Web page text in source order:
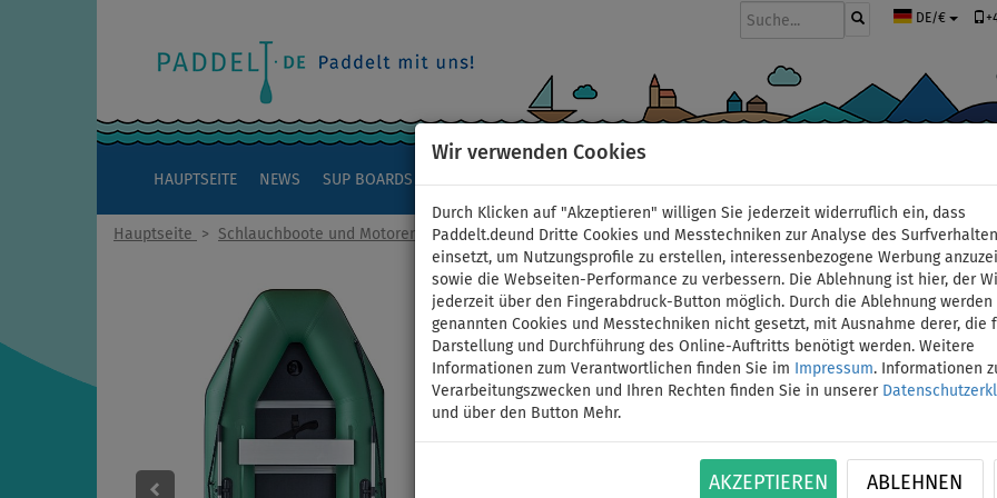
Wir verwenden Cookies
Durch Klicken auf "Akzeptieren" willigen Sie jederzeit widerruflich ein, dass
Paddelt.deund Dritte Cookies und Messtechniken zur Analyse des
einsetzt, um Nutzungsprofile zu erstellen, interessenbezogene Werbung
sowie die Webseiten-Performance zu verbessern. Die Ablehnung ist hier, der
jederzeit über den Fingerabdruck-Button möglich. Durch die Ablehnung werden
genannten Cookies und Messtechniken nicht gesetzt, mit Ausnahme derer, die
Darstellung und Durchführung des Online-Auftritts benötigt werden. Weitere
Informationen zum Verantwortlichen finden Sie im
Impressum. Informationen
Verarbeitungszwecken und Ihren Rechten finden Sie in unserer
und über den Button Mehr.
AKZEPTIEREN ABLEHNEN
DE/€
HAUPTSEITE NEWS SUP BOARDS
Hauptseite > Schlauchboote und Motoren
Schlauchboot
green mit
VENOM 44 12V